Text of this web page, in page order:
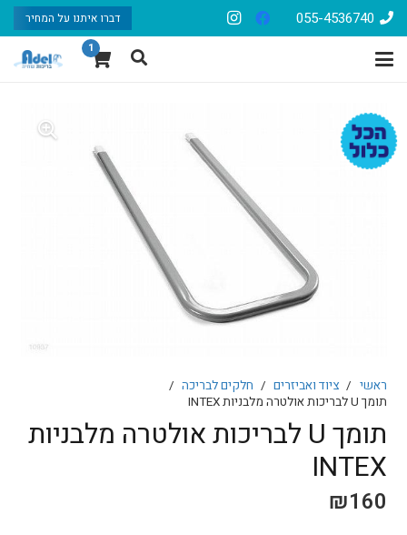
055-4536740 דברו איתנו על המחיר
1
ראשי / ציוד ואביזרים / חלקים לבריכה /
תומך U לבריכות אולטרה מלבניות INTEX
תומך U לבריכות אולטרה מלבניות
INTEX
₪160